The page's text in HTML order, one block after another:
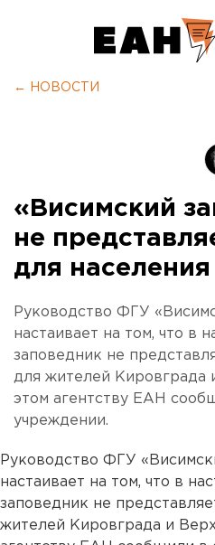
← НОВОСТИ
«Висимский
не
для населения
Руководство ФГУ
настаивает на том, что в
заповедник не
для жителей Кировграда
этом агентству ЕАН
учреждении.
Руководство ФГУ
настаивает на том, что в
заповедник не
жителей Кировграда и